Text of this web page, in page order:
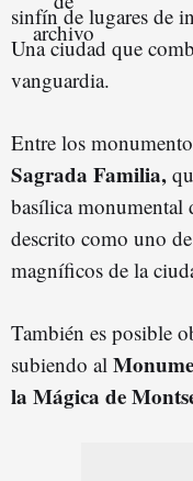
sinfín de lugares de
Una ciudad que
vanguardia.
Entre los
Sagrada Familia,
basílica monumental
descrito como uno
magníficos de la
También es posible
subiendo al
la Mágica de